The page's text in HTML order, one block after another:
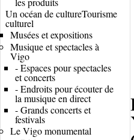
Un océan de cultureTourisme
culturel
Musées et expositions
Musique et spectacles à
Vigo
-Espaces pour spectacles
et concerts
-Endroits pour écouter de
la musique en direct
-Grands concerts et
festivals
Le Vigo monumental